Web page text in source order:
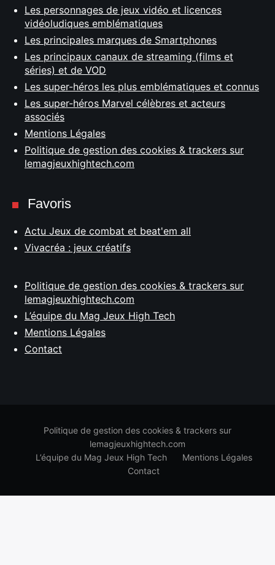
Les personnages de jeux vidéo et licences
vidéoludiques emblématiques
Les principales marques de Smartphones
Les principaux canaux de streaming (films et
séries) et de VOD
Les super-héros les plus emblématiques et connus
Les super-héros Marvel célèbres et acteurs
associés
Mentions Légales
Politique de gestion des cookies & trackers sur
lemagjeuxhightech.com
Favoris
Actu Jeux de combat et beat'em all
Vivacréa : jeux créatifs
Politique de gestion des cookies & trackers sur
lemagjeuxhightech.com
L’équipe du Mag Jeux High Tech
Mentions Légales
Contact
Politique de gestion des cookies & trackers sur
lemagjeuxhightech.com
L’équipe du Mag Jeux High Tech
Mentions Légales
Contact